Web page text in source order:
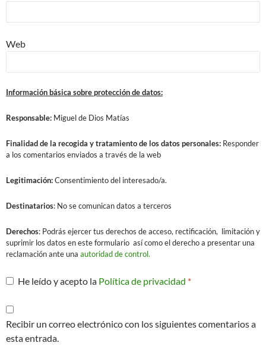
Web
Información básica sobre protección de datos:
Responsable: Miguel de Dios Matías
Finalidadde la recogida y tratamiento de los datos personales: Responder
a los comentarios enviados a través de la web
Legitimación:Consentimiento del interesado/a.
Destinatarios: No se comunican datos a terceros
Derechos: Podrás ejercer tus derechos de acceso, rectificación, limitación y
suprimir los datos en este formulario así como el derecho a presentar una
reclamación ante una autoridad de control.
He leído y acepto la Política de privacidad *
Recibir un correo electrónico con los siguientes comentarios a
esta entrada.